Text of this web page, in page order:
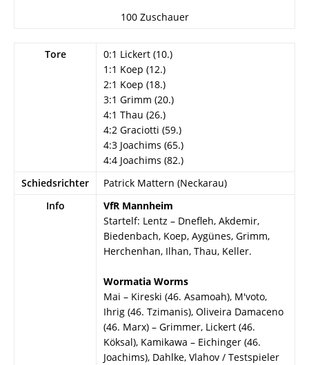
100 Zuschauer
Tore
0:1 Lickert (10.)
1:1 Koep (12.)
2:1 Koep (18.)
3:1 Grimm (20.)
4:1 Thau (26.)
4:2 Graciotti (59.)
4:3 Joachims (65.)
4:4 Joachims (82.)
Schiedsrichter
Patrick Mattern (Neckarau)
Info
VfR Mannheim
Startelf: Lentz – Dnefleh, Akdemir,
Biedenbach, Koep, Aygünes, Grimm,
Herchenhan, Ilhan, Thau, Keller.
Wormatia Worms
Mai – Kireski (46. Asamoah), M'voto,
Ihrig (46. Tzimanis), Oliveira Damaceno
(46. Marx) – Grimmer, Lickert (46.
Köksal), Kamikawa – Eichinger (46.
Joachims), Dahlke, Vlahov / Testspieler